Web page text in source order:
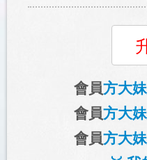
會員方大
會員方大
會員方大